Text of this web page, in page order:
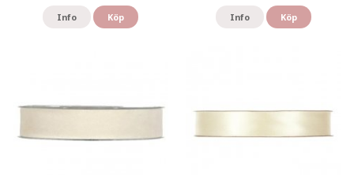
Info Köp Info Köp